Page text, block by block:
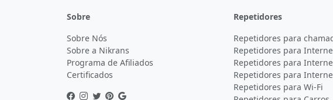
Sobre
Sobre Nós
Sobre a Nikrans
Programa de Afiliados
Certificados
Repetidores
Repetidores para
Repetidores para
Repetidores para
Repetidores para
Repetidores para Wi-Fi